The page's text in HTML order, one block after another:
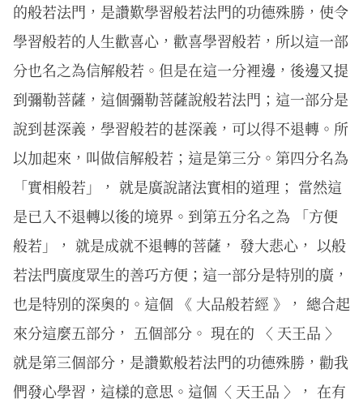
的般若法門，是讚歎學習般若法門的功德殊勝，使令
學習般若的人生歡喜心，歡喜學習般若，所以這一部
分也名之為信解般若。但是在這一分裡邊，後邊又提
到彌勒菩薩，這個彌勒菩薩說般若法門；這一部分是
說到甚深義，學習般若的甚深義，可以得不退轉。所
以加起來，叫做信解般若；這是第三分。第四分名為
「實相般若」， 就是廣說諸法實相的道理； 當然這
是已入不退轉以後的境界。到第五分名之為 「方便
般若」， 就是成就不退轉的菩薩， 發大悲心， 以般
若法門廣度眾生的善巧方便；這一部分是特別的廣，
也是特別的深奧的。這個 《 大品般若經 》， 總合起
來分這麼五部分， 五個部分。 現在的 〈 天王品 〉
就是第三個部分，是讚歎般若法門的功德殊勝，勸我
們發心學習，這樣的意思。這個〈 天王品 〉， 在有